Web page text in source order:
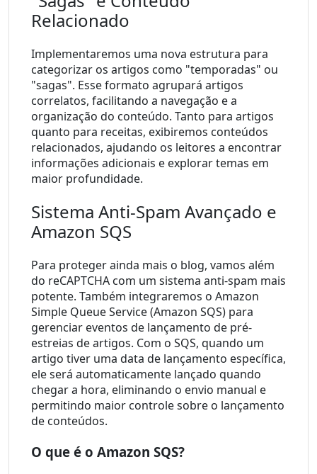
Relacionado
Implementaremos uma nova estrutura para
categorizar os artigos como "temporadas" ou
"sagas". Esse formato agrupará artigos
correlatos, facilitando a navegação e a
organização do conteúdo. Tanto para artigos
quanto para receitas, exibiremos conteúdos
relacionados, ajudando os leitores a encontrar
informações adicionais e explorar temas em
maior profundidade.
Sistema Anti-Spam Avançado e
Amazon SQS
Para proteger ainda mais o blog, vamos além
do reCAPTCHA com um sistema anti-spam mais
potente. Também integraremos o Amazon
Simple Queue Service (Amazon SQS) para
gerenciar eventos de lançamento de pré-
estreias de artigos. Com o SQS, quando um
artigo tiver uma data de lançamento específica,
ele será automaticamente lançado quando
chegar a hora, eliminando o envio manual e
permitindo maior controle sobre o lançamento
de conteúdos.
O que é o Amazon SQS?